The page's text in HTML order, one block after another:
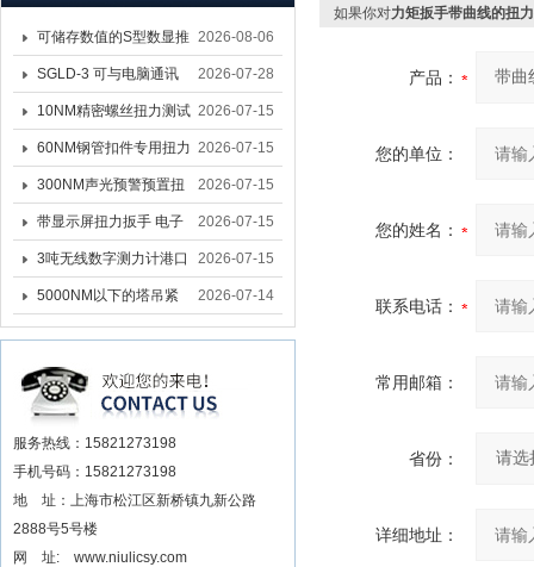
可储存数值的S型数显推
拉力计 SGSF-100外置
式测力计
2026-08-06
SGLD-3 可与电脑通讯
的无线测力计 0.03-3T化
工行业用遥控式推拉力
计
2026-07-28
10NM精密螺丝扭力测试
专用扭矩扳手,产线质检
螺丝扭力专用扳手厂家
2026-07-15
60NM钢管扣件专用扭力
扳手 脚手架扭力检测扳
手 工地扣件扭矩扳手品
牌
2026-07-15
300NM声光预警预置扭
力扳手 工业紧固专用数
显扭力工具厂家
2026-07-15
带显示屏扭力扳手 电子
数显扭力扳手 20NM精
准可调力矩扳手品牌
2026-07-15
3吨无线数字测力计港口
吊装专用
2026-07-15
5000NM以下的塔吊紧
固大扭力电动扳手 塔机
安装电动扳手厂家
2026-07-14
服务热线：15821273198
手机号码：15821273198
地 址：上海市松江区新桥镇九新公路
2888号5号楼
网 址: www.niulicsy.com
如果你对力矩扳手带曲线的扭
产品：
您的单位：
您的姓名：
联系电话：
常用邮箱：
省份：
详细地址：